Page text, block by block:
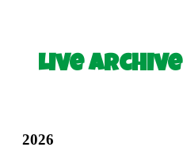
Live Archive
2026